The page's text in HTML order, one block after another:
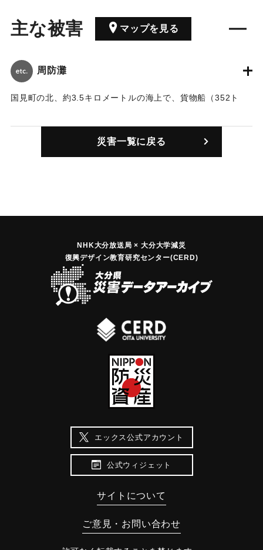
主な被害 マップを見る
周防灘
国見町の北、約3.5キロメートルの海上で、貨物船（352ト
を破損して浸水し、間もなく沈没したが乗組員は全員無事だ
災害一覧に戻る
NHK大分放送局 × 大分大学減災
復興デザイン教育研究センター(CERD)
エックス公式アカウント
公式ウィジェット
サイトについて
ご意見・お問い合わせ